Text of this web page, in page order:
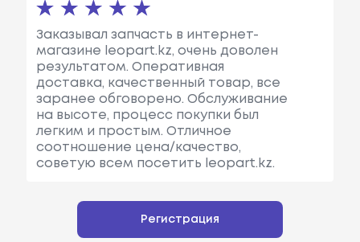
Заказывал запчасть в интернет-
магазине leopart.kz, очень доволен
результатом. Оперативная
доставка, качественный товар, все
заранее обговорено. Обслуживание
на высоте, процесс покупки был
легким и простым. Отличное
соотношение цена/качество,
советую всем посетить leopart.kz.
Регистрация